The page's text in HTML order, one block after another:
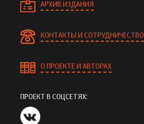
АРХИВ ИЗДАНИЯ
КОНТАКТЫ И СОТРУДНИЧЕСТВО
О ПРОЕКТЕ И АВТОРАХ
ПРОЕКТ В СОЦСЕТЯХ: